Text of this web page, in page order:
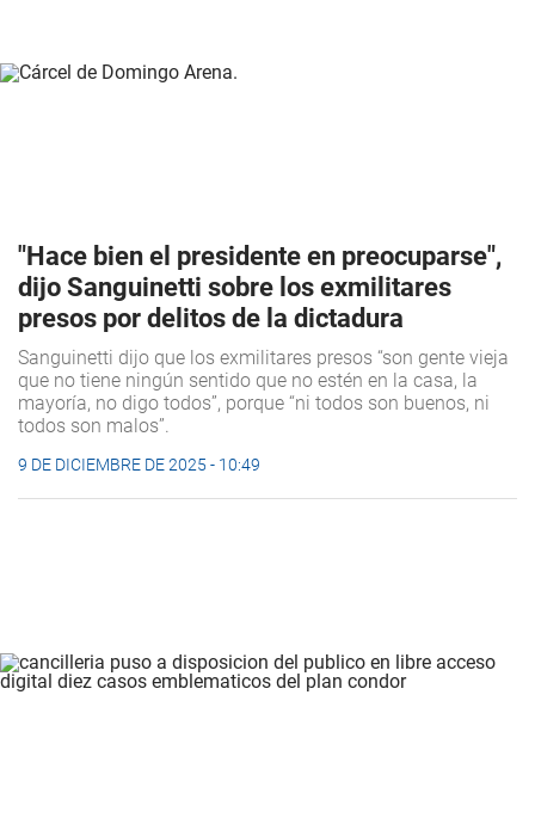
"Hace bien el presidente en preocuparse",
dijo Sanguinetti sobre los exmilitares
presos por delitos de la dictadura
Sanguinetti dijo que los exmilitares presos “son gente vieja
que no tiene ningún sentido que no estén en la casa, la
mayoría, no digo todos”, porque “ni todos son buenos, ni
todos son malos”.
9 DE DICIEMBRE DE 2025 - 10:49